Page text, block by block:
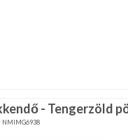
- Tengerzöld
NMIMG6938